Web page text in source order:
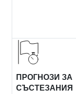
ПРОГНОЗИ ЗА
СЪСТЕЗАНИЯ